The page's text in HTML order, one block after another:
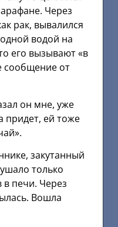
Через
рак, вывалился
водой на
его вызывают «в
сообщение от
он мне, уже
придет, ей тоже
закутанный
только
в печи. Через
Вошла